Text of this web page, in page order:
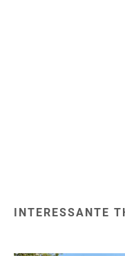
INTERESSANTE